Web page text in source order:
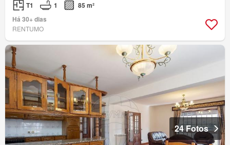
T1 1
85 m²
Há 30+ dias
RENTUMO
24 Fotos